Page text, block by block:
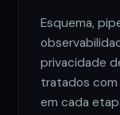
Esquema,
privacidade
tratados
em cada